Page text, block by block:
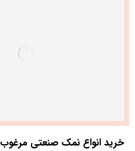
خرید انواع نمک صنعتی مرغوب